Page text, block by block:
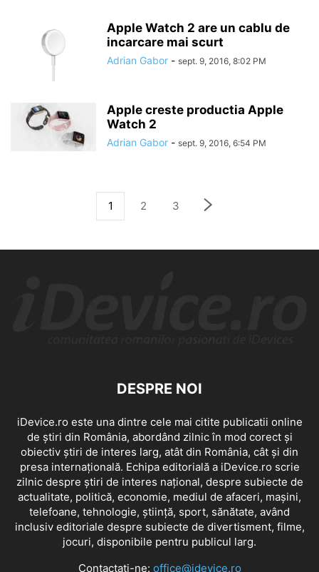
Apple Watch 2 are un cablu de
incarcare mai scurt
Adrian Gabor - sept. 9, 2016, 8:02 PM
Apple creste productia Apple
Watch 2
Adrian Gabor - sept. 9, 2016, 6:54 PM
1 2 3
DESPRE NOI
iDevice.ro este una dintre cele mai citite publicatii online
de știri din România, abordând zilnic în mod corect și
obiectiv știri de interes larg, atât din România, cât și din
presa internațională. Echipa editorială a iDevice.ro scrie
zilnic despre știri de interes național, despre subiecte de
actualitate, politică, economie, mediul de afaceri, mașini,
telefoane, tehnologie, știință, sport, sănătate, având
inclusiv editoriale despre subiecte de divertisment, filme,
jocuri, disponibile pentru publicul larg.
Contactați-ne: office@idevice.ro